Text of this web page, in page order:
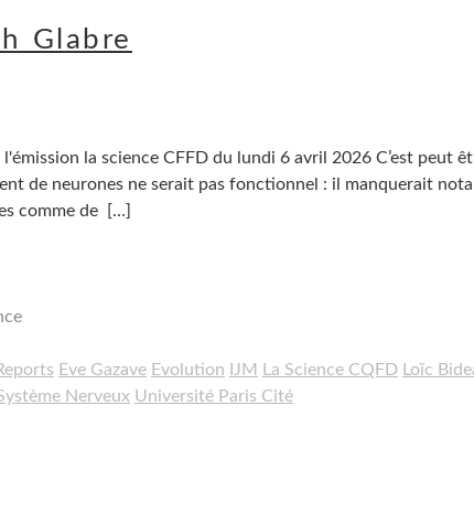
Glabre
la science CFFD du lundi 6 avril 2026 C’est peut
de neurones ne serait pas fonctionnel : il manquerait
comme de
[…]
Eve Gazave Evolution IJM La Science CQFD Loïc
Nerveux Université Paris Cité